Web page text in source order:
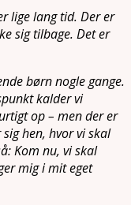
lige lang tid. Der er
sig tilbage. Det er
børn nogle gange.
kalder vi
op – men der er
hen, hvor vi skal
Kom nu, vi skal
mig i mit eget